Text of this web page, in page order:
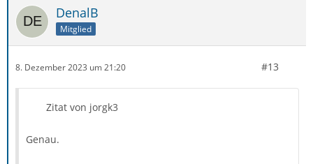
DenalB
Mitglied
8. Dezember 2023 um 21:20 #13
Zitat von jorgk3
Genau.